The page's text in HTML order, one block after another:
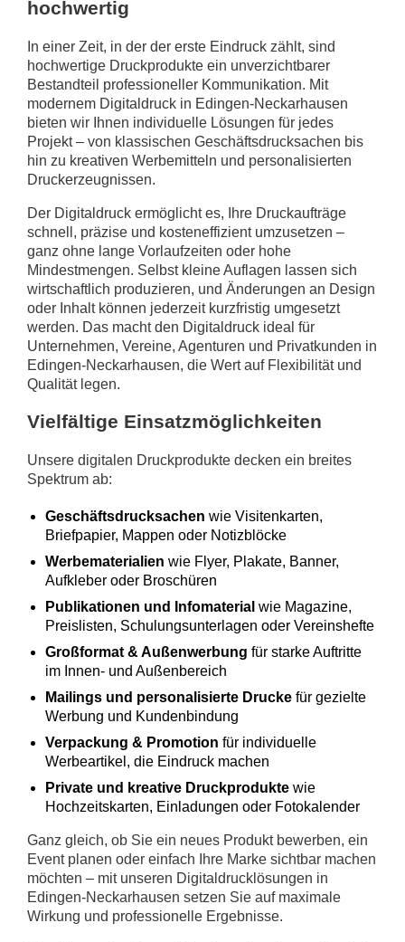
hochwertig
In einer Zeit, in der der erste Eindruck zählt, sind
hochwertige Druckprodukte ein unverzichtbarer
Bestandteil professioneller Kommunikation. Mit
modernem Digitaldruck in Edingen-Neckarhausen
bieten wir Ihnen individuelle Lösungen für jedes
Projekt – von klassischen Geschäftsdrucksachen bis
hin zu kreativen Werbemitteln und personalisierten
Druckerzeugnissen.
Der Digitaldruck ermöglicht es, Ihre Druckaufträge
schnell, präzise und kosteneffizient umzusetzen –
ganz ohne lange Vorlaufzeiten oder hohe
Mindestmengen. Selbst kleine Auflagen lassen sich
wirtschaftlich produzieren, und Änderungen an Design
oder Inhalt können jederzeit kurzfristig umgesetzt
werden. Das macht den Digitaldruck ideal für
Unternehmen, Vereine, Agenturen und Privatkunden in
Edingen-Neckarhausen, die Wert auf Flexibilität und
Qualität legen.
Vielfältige Einsatzmöglichkeiten
Unsere digitalen Druckprodukte decken ein breites
Spektrum ab:
Geschäftsdrucksachen wie Visitenkarten,
Briefpapier, Mappen oder Notizblöcke
Werbematerialien wie Flyer, Plakate, Banner,
Aufkleber oder Broschüren
Publikationen und Infomaterial wie Magazine,
Preislisten, Schulungsunterlagen oder Vereinshefte
Großformat & Außenwerbung für starke Auftritte
im Innen- und Außenbereich
Mailings und personalisierte Drucke für gezielte
Werbung und Kundenbindung
Verpackung & Promotion für individuelle
Werbeartikel, die Eindruck machen
Private und kreative Druckprodukte wie
Hochzeitskarten, Einladungen oder Fotokalender
Ganz gleich, ob Sie ein neues Produkt bewerben, ein
Event planen oder einfach Ihre Marke sichtbar machen
möchten – mit unseren Digitaldrucklösungen in
Edingen-Neckarhausen setzen Sie auf maximale
Wirkung und professionelle Ergebnisse.